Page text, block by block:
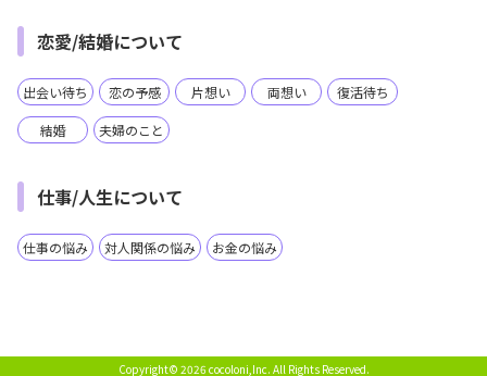
恋愛/結婚について
出会い待ち 恋の予感 片想い 両想い 復活待ち
結婚 夫婦のこと
仕事/人生について
仕事の悩み 対人関係の悩み お金の悩み
Copyright© 2026 cocoloni,Inc. All Rights Reserved.